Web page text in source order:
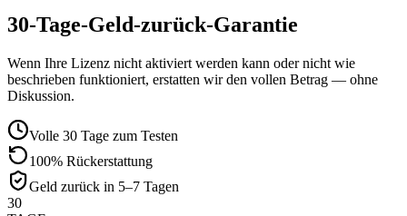
30-Tage-Geld-zurück-Garantie
Wenn Ihre Lizenz nicht aktiviert werden kann oder nicht wie
beschrieben funktioniert, erstatten wir den vollen Betrag — ohne
Diskussion.
Volle 30 Tage zum Testen
100% Rückerstattung
Geld zurück in 5–7 Tagen
30